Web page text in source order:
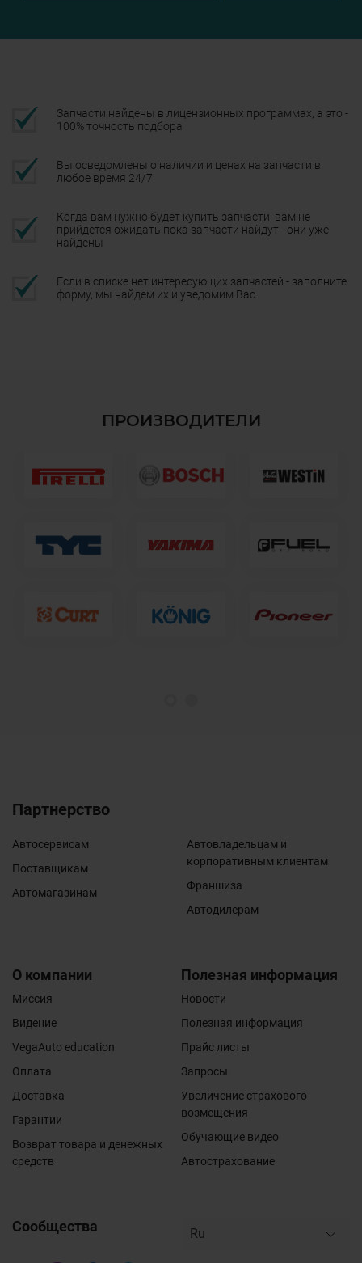
Запчасти найдены в лицензионных программах, а это -
100% точность подбора
Вы осведомлены о наличии и ценах на запчасти в
любое время 24/7
Когда вам нужно будет купить запчасти, вам не
прийдется ожидать пока запчасти найдут - они уже
найдены
Если в списке нет интересующих запчастей - заполните
форму, мы найдем их и уведомим Вас
ПРОИЗВОДИТЕЛИ
Партнерство
Автосервисам
Поставщикам
Автомагазинам
Автовладельцам и
корпоративным клиентам
Франшиза
Автодилерам
О компании
Миссия
Видение
VegaAuto education
Оплата
Доставка
Гарантии
Возврат товара и денежных
средств
Полезная информация
Новости
Полезная информация
Прайс листы
Запросы
Увеличение страхового
возмещения
Обучающие видео
Автострахование
Сообщества